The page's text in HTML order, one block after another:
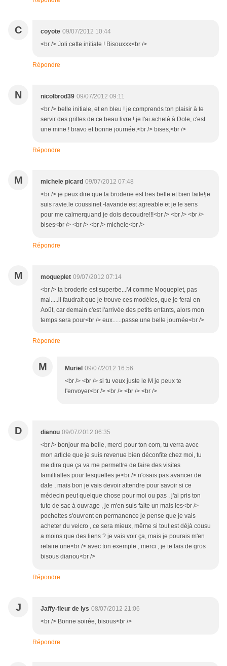
C coyote 09/07/2012 10:44
<br /> Joli cette initiale ! Bisouxxx<br />
Répondre
N nicolbrod39 09/07/2012 09:11
<br /> belle initiale, et en bleu ! je comprends ton plaisir à te
servir des grilles de ce beau livre ! je l'ai acheté à Dole, c'est
une mine ! bravo et bonne journée,<br /> bises,<br />
Répondre
M michele picard 09/07/2012 07:48
<br /> je peux dire que la broderie est tres belle et bien faite!je
suis ravie.le coussinet -lavande est agreable et je le sens
pour me calmerquand je dois decoudre!!!<br /> <br /> <br />
bises<br /> <br /> <br /> michele<br />
Répondre
M moqueplet 09/07/2012 07:14
<br /> ta broderie est superbe...M comme Moqueplet, pas
mal.....il faudrait que je trouve ces modèles, que je ferai en
Août, car demain c'est l'arrivée des petits enfants, alors mon
temps sera pour<br /> eux......passe une belle journée<br />
Répondre
M Muriel 09/07/2012 16:56
<br /> <br /> si tu veux juste le M je peux te
l'envoyer<br /> <br /> <br /> <br />
D dianou 09/07/2012 06:35
<br /> bonjour ma belle, merci pour ton com, tu verra avec
mon article que je suis revenue bien déconfite chez moi, tu
me dira que ça va me permettre de faire des visites
famillialles pour lesquelles je<br /> n'osais pas avancer de
date , mais bon je vais devoir attendre pour savoir si ce
médecin peut quelque chose pour moi ou pas . j'ai pris ton
tuto de sac à ouvrage , je m'en suis faite un mais les<br />
pochettes s'ouvrent en permanence je pense que je vais
acheter du velcro , ce sera mieux, même si tout est déjà cousu
a moins que des liens ? je vais voir ça, mais je pourais m'en
refaire une<br /> avec ton exemple , merci , je te fais de gros
bisous dianou<br />
Répondre
J Jaffy-fleur de lys 08/07/2012 21:06
<br /> Bonne soirée, bisous<br />
Répondre